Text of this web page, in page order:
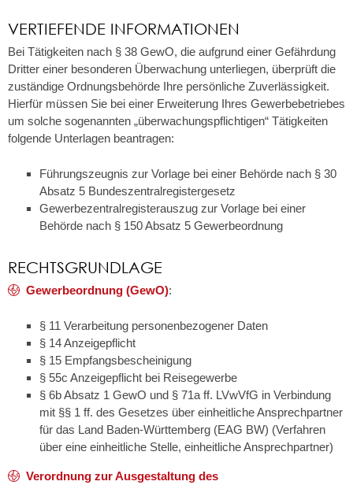
VERTIEFENDE INFORMATIONEN
Bei Tätigkeiten nach § 38 GewO, die aufgrund einer Gefährdung
Dritter einer besonderen Überwachung unterliegen, überprüft die
zuständige Ordnungsbehörde Ihre persönliche Zuverlässigkeit.
Hierfür müssen Sie bei einer Erweiterung Ihres Gewerbebetriebes
um solche sogenannten „überwachungspflichtigen“ Tätigkeiten
folgende Unterlagen beantragen:
Führungszeugnis zur Vorlage bei einer Behörde nach § 30
Absatz 5 Bundeszentralregistergesetz
Gewerbezentralregisterauszug zur Vorlage bei einer
Behörde nach § 150 Absatz 5 Gewerbeordnung
RECHTSGRUNDLAGE
Gewerbeordnung (GewO):
§ 11 Verarbeitung personenbezogener Daten
§ 14 Anzeigepflicht
§ 15 Empfangsbescheinigung
§ 55c Anzeigepflicht bei Reisegewerbe
§ 6b Absatz 1 GewO und § 71a ff. LVwVfG in Verbindung
mit §§ 1 ff. des Gesetzes über einheitliche Ansprechpartner
für das Land Baden-Württemberg (EAG BW) (Verfahren
über eine einheitliche Stelle, einheitliche Ansprechpartner)
Verordnung zur Ausgestaltung des